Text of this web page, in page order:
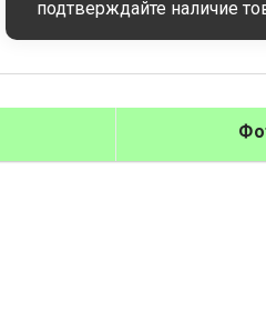
подтверждайте наличие